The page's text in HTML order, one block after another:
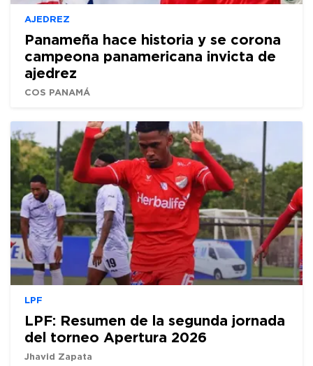
AJEDREZ
Panameña hace historia y se corona
campeona panamericana invicta de
ajedrez
COS PANAMÁ
LPF
LPF: Resumen de la segunda jornada
del torneo Apertura 2026
Jhavid Zapata